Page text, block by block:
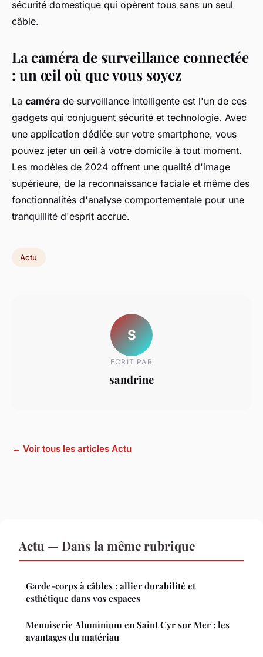
sécurité domestique qui opèrent tous sans un seul
câble.
La caméra de surveillance connectée
: un œil où que vous soyez
La caméra de surveillance intelligente est l'un de ces
gadgets qui conjuguent sécurité et technologie. Avec
une application dédiée sur votre smartphone, vous
pouvez jeter un œil à votre domicile à tout moment.
Les modèles de 2024 offrent une qualité d'image
supérieure, de la reconnaissance faciale et même des
fonctionnalités d'analyse comportementale pour une
tranquillité d'esprit accrue.
Actu
S
ECRIT PAR
sandrine
← Voir tous les articles Actu
Actu — Dans la même rubrique
Garde-corps à câbles : allier durabilité et
esthétique dans vos espaces
Menuiserie Aluminium en Saint Cyr sur Mer : les
avantages du matériau